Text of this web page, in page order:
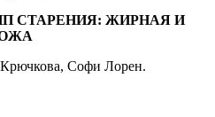
СТАРЕНИЯ: ЖИРНАЯ И
Софи Лорен.